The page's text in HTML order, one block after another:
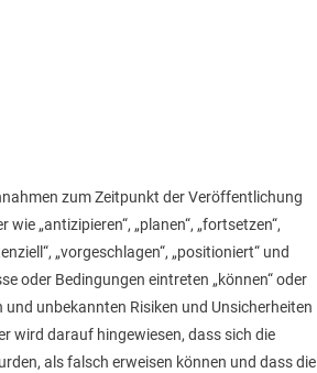
zum Zeitpunkt der Veröffentlichung
„antizipieren“, „planen“, „fortsetzen“,
„vorgeschlagen“, „positioniert“ und
oder Bedingungen eintreten „können“ oder
unbekannten Risiken und Unsicherheiten
wird darauf hingewiesen, dass sich die
als falsch erweisen können und dass die